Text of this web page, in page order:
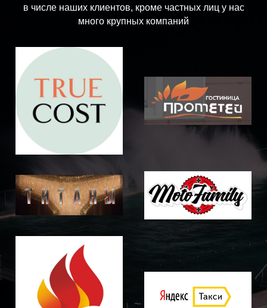
в числе наших клиентов, кроме частных лиц у нас
много крупных компаний